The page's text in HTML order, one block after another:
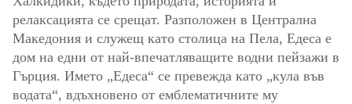
релаксацията се срещат. Разположен в Централна
Македония и служещ като столица на Пела, Едеса е
дом на едни от най-впечатляващите водни пейзажи в
Гърция. Името „Едеса“ се превежда като „кула във
водата“, вдъхновено от емблематичните му